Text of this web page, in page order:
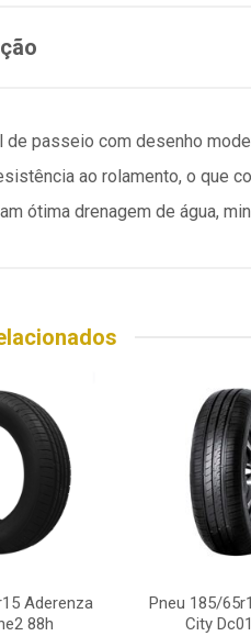
de passeio com desenho
ao rolamento, o que
ótima drenagem de água,
Aderenza
88h
Pneu 185/
City